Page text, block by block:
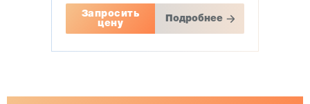
Запросить
цену
Подробнее